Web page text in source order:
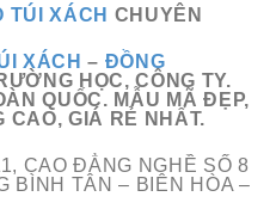
TÚI XÁCH CHUYÊN
XÁCH – ĐỒNG
HỌC, CÔNG TY.
QUỐC. MẪU MÃ ĐẸP,
GIÁ RẺ NHẤT.
CAO ĐẲNG NGHỀ SỐ 8
BÌNH TÂN – BIÊN HÒA –